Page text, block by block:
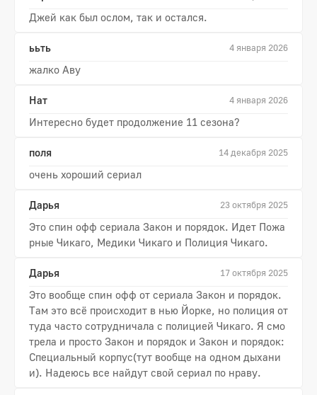
Джей как был ослом, так и остался.
ььть 4 января 2026
жалко Аву
Нат 4 января 2026
Интересно будет продолжение 11 сезона?
поля 14 декабря 2025
очень хороший сериал
Дарья 23 октября 2025
Это спин офф сериала Закон и порядок. Идет Пожа
рные Чикаго, Медики Чикаго и Полиция Чикаго.
Дарья 17 октября 2025
Это вообще спин офф от сериала Закон и порядок.
Там это всё происходит в нью Йорке, но полиция от
туда часто сотрудничала с полицией Чикаго. Я смо
трела и просто Закон и порядок и Закон и порядок:
Специальный корпус(тут вообще на одном дыхани
и). Надеюсь все найдут свой сериал по нраву.